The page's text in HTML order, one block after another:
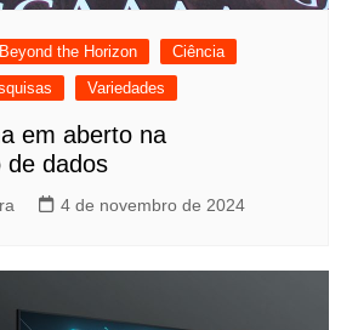
Beyond the Horizon
Ciência
Variedades
em aberto na
de dados
4 de novembro de 2024